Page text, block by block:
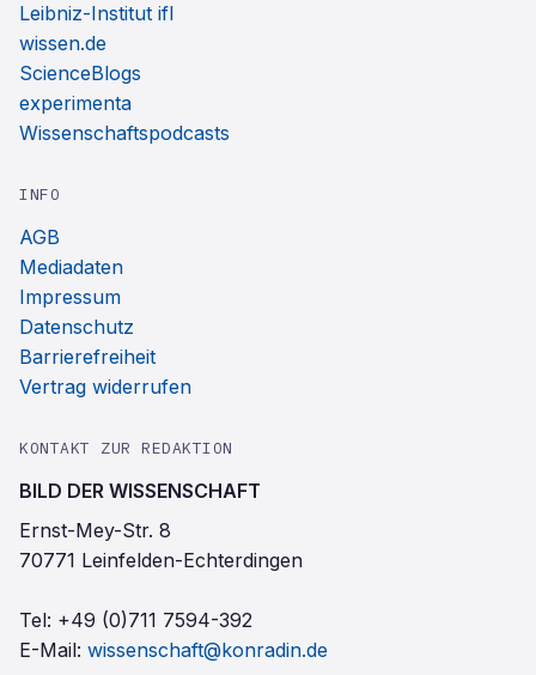
Leibniz-Institut ifl
wissen.de
ScienceBlogs
experimenta
Wissenschaftspodcasts
INFO
AGB
Mediadaten
Impressum
Datenschutz
Barrierefreiheit
Vertrag widerrufen
KONTAKT ZUR REDAKTION
BILD DER WISSENSCHAFT
Ernst-Mey-Str. 8
70771 Leinfelden-Echterdingen
Tel: +49 (0)711 7594-392
E-Mail: wissenschaft@konradin.de